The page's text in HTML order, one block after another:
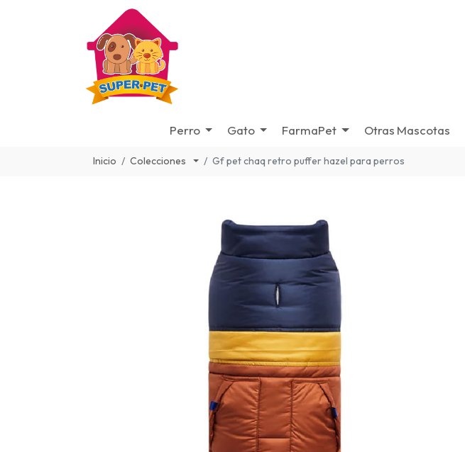
Perro Gato FarmaPet Otras Mascotas
Inicio Colecciones Gf pet chaq retro puffer hazel para perros